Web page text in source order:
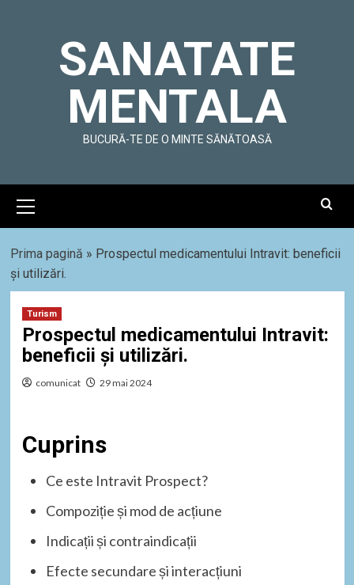
SANATATE
MENTALA
BUCURĂ-TE DE O MINTE SĂNĂTOASĂ
Menu
Prima pagină » Prospectul medicamentului Intravit: beneficii
și utilizări.
Turism
Prospectul medicamentului Intravit:
beneficii și utilizări.
comunicat 29 mai 2024
Cuprins
Ce este Intravit Prospect?
Compoziție și mod de acțiune
Indicații și contraindicații
Efecte secundare și interacțiuni